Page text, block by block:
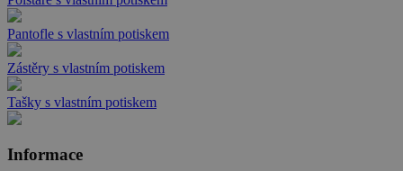
Pantofle s vlastním potiskem
Zástěry s vlastním potiskem
Tašky s vlastním potiskem
Informace